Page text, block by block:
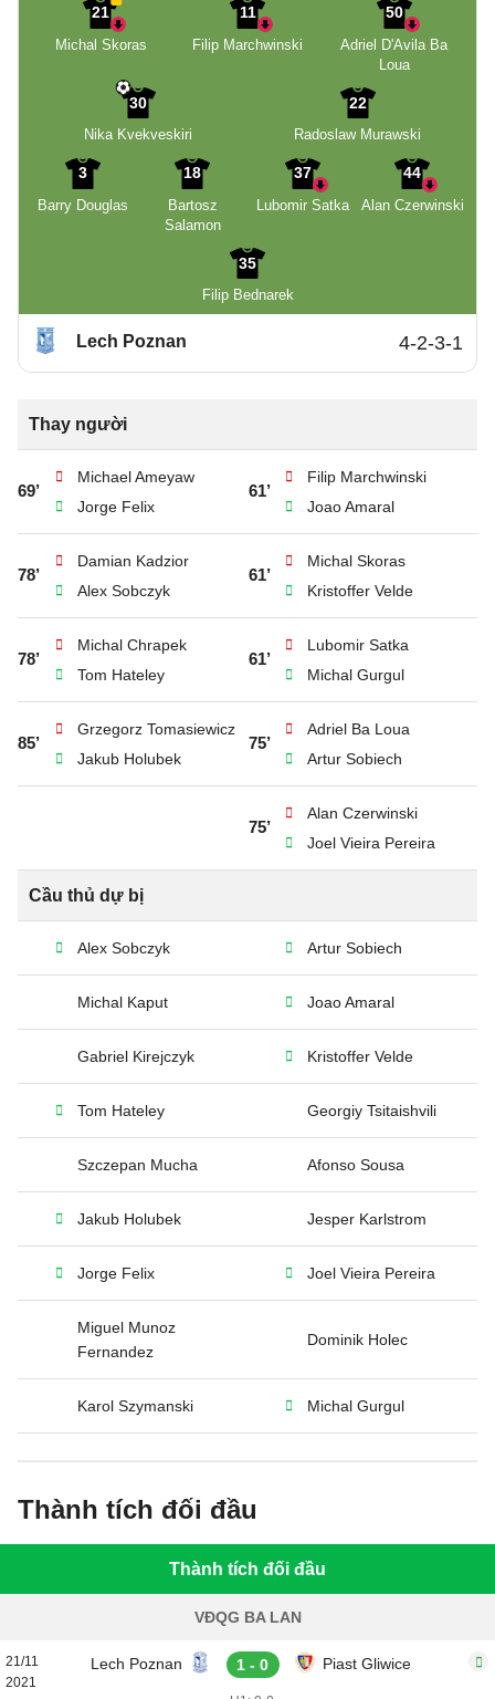
21
Michal Skoras
11
Filip Marchwinski
50
Adriel D'Avila Ba
Loua
30
Nika Kvekveskiri
22
Radoslaw Murawski
3
Barry Douglas
18
Bartosz
Salamon
37
Lubomir Satka
44
Alan Czerwinski
35
Filip Bednarek
Lech Poznan 4-2-3-1
Thay người
69’
Michael Ameyaw
Jorge Felix
61’
Filip Marchwinski
Joao Amaral
78’
Damian Kadzior
Alex Sobczyk
61’
Michal Skoras
Kristoffer Velde
78’
Michal Chrapek
Tom Hateley
61’
Lubomir Satka
Michal Gurgul
85’
Grzegorz Tomasiewicz
Jakub Holubek
75’
Adriel Ba Loua
Artur Sobiech
75’
Alan Czerwinski
Joel Vieira Pereira
Cầu thủ dự bị
Alex Sobczyk Artur Sobiech
Michal Kaput Joao Amaral
Gabriel Kirejczyk Kristoffer Velde
Tom Hateley Georgiy Tsitaishvili
Szczepan Mucha Afonso Sousa
Jakub Holubek Jesper Karlstrom
Jorge Felix Joel Vieira Pereira
Miguel Munoz
Fernandez
Dominik Holec
Karol Szymanski Michal Gurgul
Thành tích đối đầu
Thành tích đối đầu
VĐQG BA LAN
21/11
2021
Lech Poznan 1 - 0 Piast Gliwice